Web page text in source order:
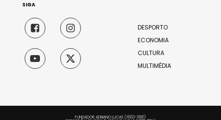
DESPORTO
ECONOMIA
CULTURA
MULTIMÉDIA
SIGA
FUNDADOR: ADRIANO LUCAS (1883-1950)